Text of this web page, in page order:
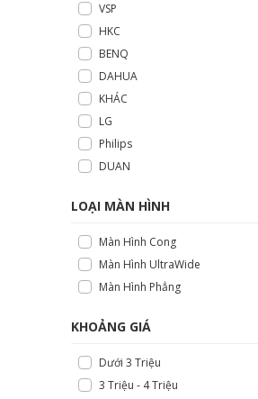
VSP
HKC
BENQ
DAHUA
KHÁC
LG
Philips
DUAN
LOẠI MÀN HÌNH
Màn Hình Cong
Màn Hình UltraWide
Màn Hình Phẳng
KHOẢNG GIÁ
Dưới 3 Triệu
3 Triệu - 4 Triệu